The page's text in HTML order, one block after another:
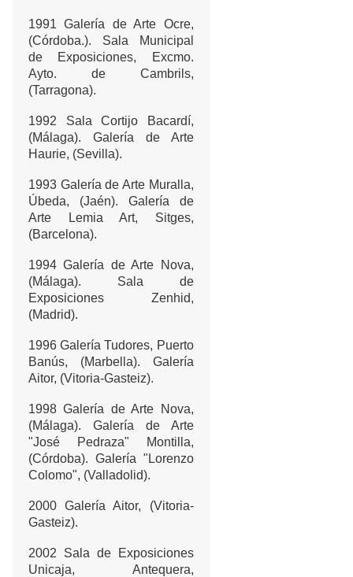
1991 Galería de Arte Ocre,
(Córdoba.). Sala Municipal
de Exposiciones, Excmo.
Ayto. de Cambrils,
(Tarragona).
1992 Sala Cortijo Bacardí,
(Málaga). Galería de Arte
Haurie, (Sevilla).
1993 Galería de Arte Muralla,
Úbeda, (Jaén). Galería de
Arte Lemia Art, Sitges,
(Barcelona).
1994 Galería de Arte Nova,
(Málaga). Sala de
Exposiciones Zenhid,
(Madrid).
1996 Galería Tudores, Puerto
Banús, (Marbella). Galería
Aitor, (Vitoria-Gasteiz).
1998 Galería de Arte Nova,
(Málaga). Galería de Arte
"José Pedraza" Montilla,
(Córdoba). Galería "Lorenzo
Colomo", (Valladolid).
2000 Galería Aitor, (Vitoria-
Gasteiz).
2002 Sala de Exposiciones
Unicaja, Antequera,